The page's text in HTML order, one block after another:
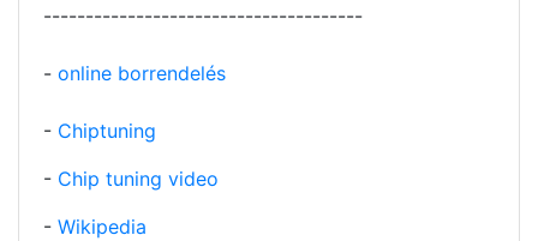
--------------------------------------
- online borrendelés
- Chiptuning
- Chip tuning video
- Wikipedia